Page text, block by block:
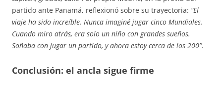
partido ante Panamá, reflexionó sobre su trayectoria: “El
viaje ha sido increíble. Nunca imaginé jugar cinco Mundiales.
Cuando miro atrás, era solo un niño con grandes sueños.
Soñaba con jugar un partido, y ahora estoy cerca de los 200”.
Conclusión: el ancla sigue firme